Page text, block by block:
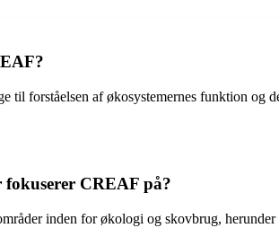
til forståelsen af økosystemernes funktion
CREAF på?
inden for økologi og skovbrug,